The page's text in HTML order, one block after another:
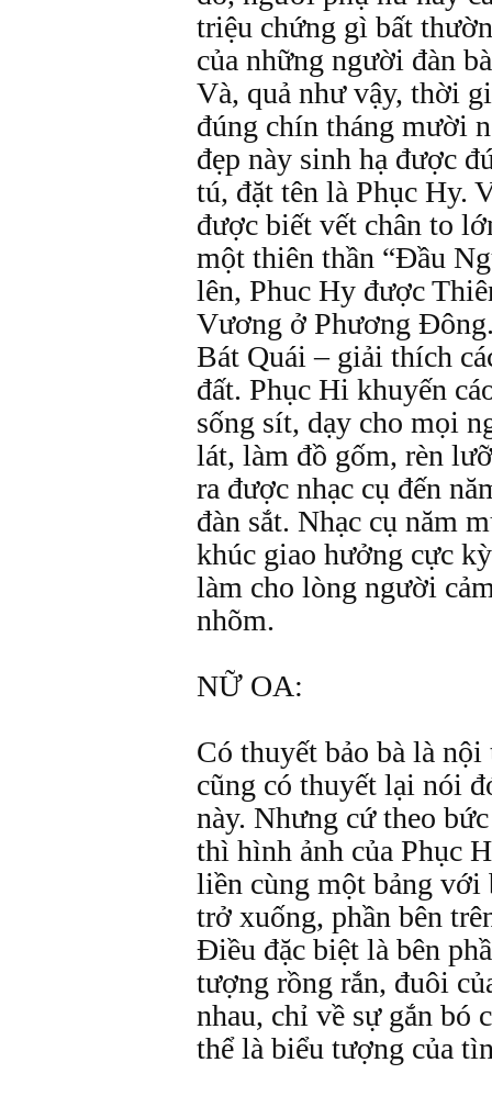
triệu chứng gì bất
của những người đàn
Và, quả như vậy, thời
đúng chín tháng mười
đẹp này sinh hạ được
tú, đặt tên là Phục Hy.
được biết vết chân to
một thiên thần “Đầu
lên, Phuc Hy được
Vương ở Phương
Bát Quái – giải thích
đất. Phục Hi khuyến
sống sít, dạy cho mọi
lát, làm đồ gốm, rèn
ra được nhạc cụ đến
đàn sắt. Nhạc cụ năm
khúc giao hưởng cực
làm cho lòng người
nhõm.
NỮ OA:
Có thuyết bảo bà là
cũng có thuyết lại nói
này. Nhưng cứ theo
thì hình ảnh của Phục
liền cùng một bảng với
trở xuống, phần bên
Điều đặc biệt là bên
tượng rồng rắn, đuôi
nhau, chỉ về sự gắn bó
thể là biểu tượng của